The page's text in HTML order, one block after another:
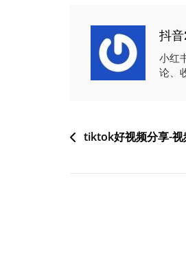
抖
小红
论、
文tiktok好视频分享-视